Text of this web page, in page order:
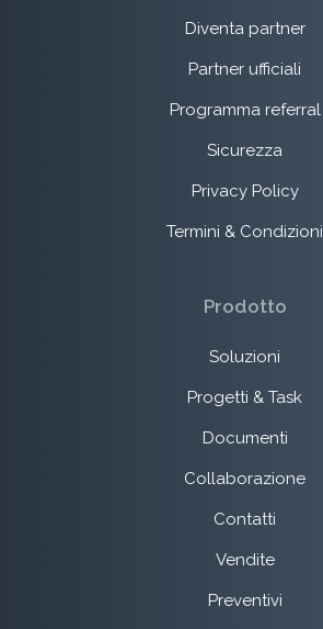
Diventa partner
Partner ufficiali
Programma referral
Sicurezza
Privacy Policy
Termini & Condizioni
Prodotto
Soluzioni
Progetti & Task
Documenti
Collaborazione
Contatti
Vendite
Preventivi